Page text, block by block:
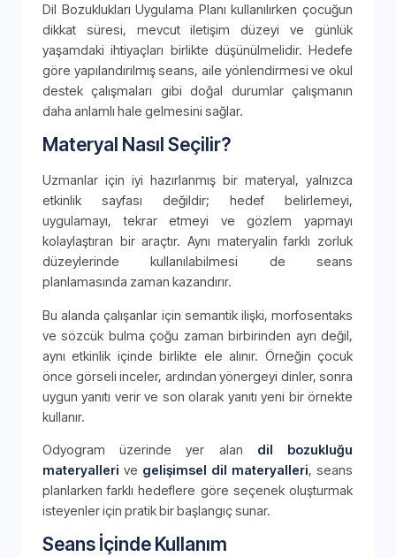
Dil Bozuklukları Uygulama Planı kullanılırken çocuğun
dikkat süresi, mevcut iletişim düzeyi ve günlük
yaşamdaki ihtiyaçları birlikte düşünülmelidir. Hedefe
göre yapılandırılmış seans, aile yönlendirmesi ve okul
destek çalışmaları gibi doğal durumlar çalışmanın
daha anlamlı hale gelmesini sağlar.
Materyal Nasıl Seçilir?
Uzmanlar için iyi hazırlanmış bir materyal, yalnızca
etkinlik sayfası değildir; hedef belirlemeyi,
uygulamayı, tekrar etmeyi ve gözlem yapmayı
kolaylaştıran bir araçtır. Aynı materyalin farklı zorluk
düzeylerinde kullanılabilmesi de seans
planlamasında zaman kazandırır.
Bu alanda çalışanlar için semantik ilişki, morfosentaks
ve sözcük bulma çoğu zaman birbirinden ayrı değil,
aynı etkinlik içinde birlikte ele alınır. Örneğin çocuk
önce görseli inceler, ardından yönergeyi dinler, sonra
uygun yanıtı verir ve son olarak yanıtı yeni bir örnekte
kullanır.
Odyogram üzerinde yer alan dil bozukluğu
materyalleri ve gelişimsel dil materyalleri, seans
planlarken farklı hedeflere göre seçenek oluşturmak
isteyenler için pratik bir başlangıç sunar.
Seans İçinde Kullanım